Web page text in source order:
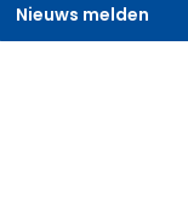
Nieuws melden